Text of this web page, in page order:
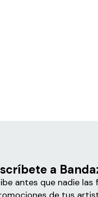
a
antes que nadie las